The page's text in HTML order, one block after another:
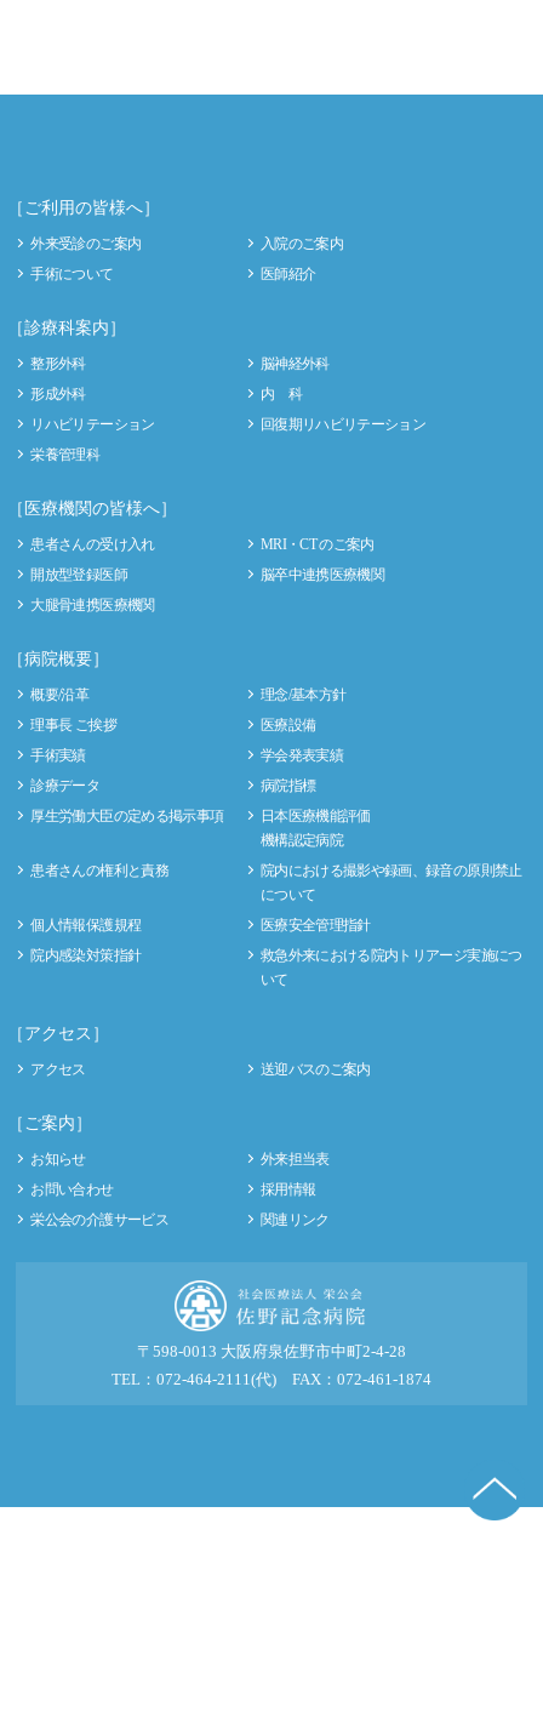
［ご利用の皆様へ］
外来受診のご案内
入院のご案内
手術について
医師紹介
［診療科案内］
整形外科
脳神経外科
形成外科
内 科
リハビリテーション
回復期リハビリテーション
栄養管理科
［医療機関の皆様へ］
患者さんの受け入れ
MRI・CT のご案内
開放型登録医師
脳卒中連携医療機関
大腿骨連携医療機関
［病院概要］
概要/沿革
理念/基本方針
理事長 ご挨拶
医療設備
手術実績
学会発表実績
診療データ
病院指標
厚生労働大臣の定める掲示事項
日本医療機能評価
機構認定病院
患者さんの権利と責務
院内における撮影や録画、録音の原則禁止
について
個人情報保護規程
医療安全管理指針
院内感染対策指針
救急外来における院内トリアージ実施につ
いて
［アクセス］
アクセス 送迎バスのご案内
［ご案内］
お知らせ
外来担当表
お問い合わせ
採用情報
栄公会の介護サービス
関連リンク
〒598-0013 大阪府泉佐野市中町2-4-28
TEL：072-464-2111(代) FAX：072-461-1874